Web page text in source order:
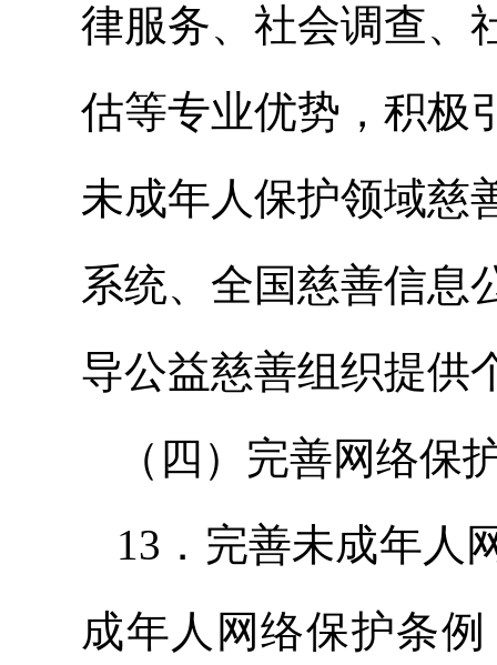
律服务、社会调查、
估等专业优势，积极
未成年人保护领域慈
系统、全国慈善信息
导公益慈善组织提供
（四）完善网络保
13．完善未成年人
成年人网络保护条